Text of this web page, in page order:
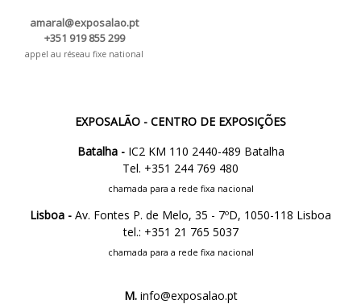
amaral@exposalao.pt
+351 919 855 299
appel au réseau fixe national
EXPOSALÃO - CENTRO DE EXPOSIÇÕES
Batalha -IC2 KM 110 2440-489 Batalha
Tel. +351 244 769 480
chamada para a rede fixa nacional
Lisboa - Av. Fontes P. de Melo, 35 - 7ºD, 1050-118 Lisboa
tel.: +351 21 765 5037
chamada para a rede fixa nacional
M.info@exposalao.pt